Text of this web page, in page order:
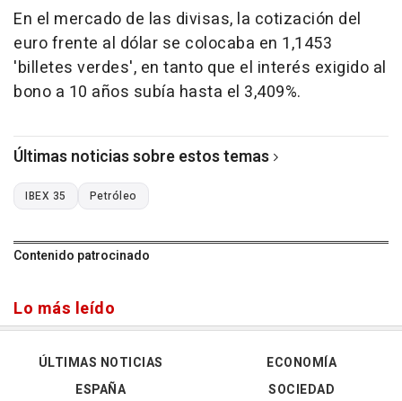
En el mercado de las divisas, la cotización del
euro frente al dólar se colocaba en 1,1453
'billetes verdes', en tanto que el interés exigido al
bono a 10 años subía hasta el 3,409%.
Últimas noticias sobre estos temas
IBEX 35 Petróleo
Contenido patrocinado
Lo más leído
ÚLTIMAS NOTICIAS
ESPAÑA
ECONOMÍA
SOCIEDAD